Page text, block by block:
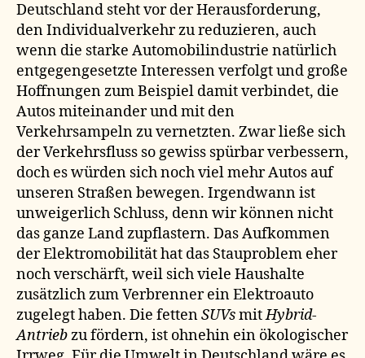
Deutschland steht vor der Herausforderung,
den Individualverkehr zu reduzieren, auch
wenn die starke Automobilindustrie natürlich
entgegengesetzte Interessen verfolgt und große
Hoffnungen zum Beispiel damit verbindet, die
Autos miteinander und mit den
Verkehrsampeln zu vernetzten. Zwar ließe sich
der Verkehrsfluss so gewiss spürbar verbessern,
doch es würden sich noch viel mehr Autos auf
unseren Straßen bewegen. Irgendwann ist
unweigerlich Schluss, denn wir können nicht
das ganze Land zupflastern. Das Aufkommen
der Elektromobilität hat das Stauproblem eher
noch verschärft, weil sich viele Haushalte
zusätzlich zum Verbrenner ein Elektroauto
zugelegt haben. Die fettenSUVsmitHybrid-
Antriebzu fördern, ist ohnehin ein ökologischer